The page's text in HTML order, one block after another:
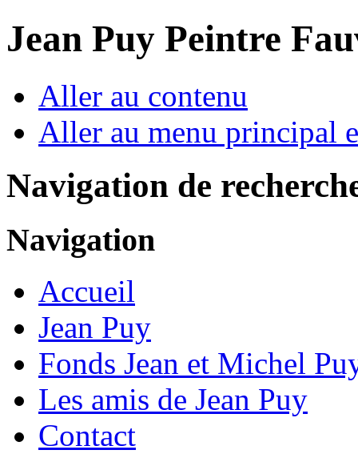
Jean Puy Peintre
Aller au contenu
Aller au menu principal
Navigation de
Navigation
Accueil
Jean Puy
Fonds Jean et Michel
Les amis de Jean Puy
Contact